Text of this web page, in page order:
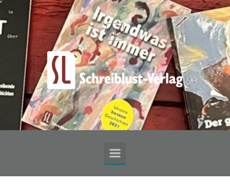
Zum Hauptinhalt springen